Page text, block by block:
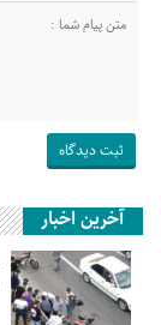
آخرین اخبار